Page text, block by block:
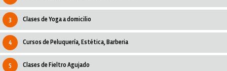
3 Clases de Yoga a domicilio
4 Cursos de Peluquería, Estética, Barberia
5 Clases de Fieltro Agujado